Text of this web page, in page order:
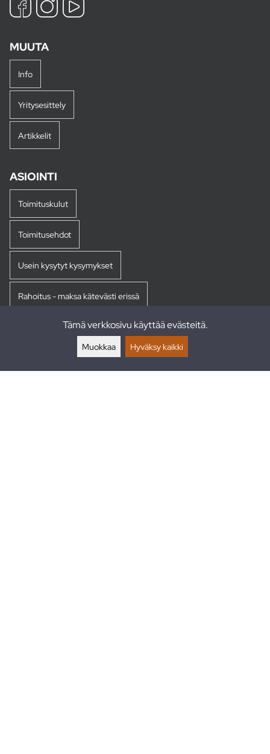
MUUTA
Info
Yritysesittely
Artikkelit
ASIOINTI
Toimituskulut
Toimitusehdot
Usein kysytyt kysymykset
Rahoitus - maksa kätevästi erissä
Tämä verkkosivu käyttää evästeitä.
Muokkaa Hyväksy kaikki